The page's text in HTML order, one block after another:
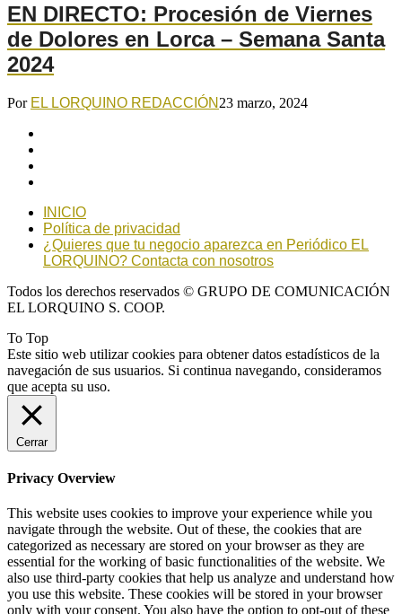
EN DIRECTO: Procesión de Viernes
de Dolores en Lorca – Semana Santa
2024
Por EL LORQUINO REDACCIÓN 23 marzo, 2024
INICIO
Política de privacidad
¿Quieres que tu negocio aparezca en Periódico EL
LORQUINO? Contacta con nosotros
Todos los derechos reservados © GRUPO DE COMUNICACIÓN
EL LORQUINO S. COOP.
To Top
Este sitio web utilizar cookies para obtener datos estadísticos de la
navegación de sus usuarios. Si continua navegando, consideramos
que acepta su uso.
Cerrar
Privacy Overview
This website uses cookies to improve your experience while you
navigate through the website. Out of these, the cookies that are
categorized as necessary are stored on your browser as they are
essential for the working of basic functionalities of the website. We
also use third-party cookies that help us analyze and understand how
you use this website. These cookies will be stored in your browser
only with your consent. You also have the option to opt-out of these